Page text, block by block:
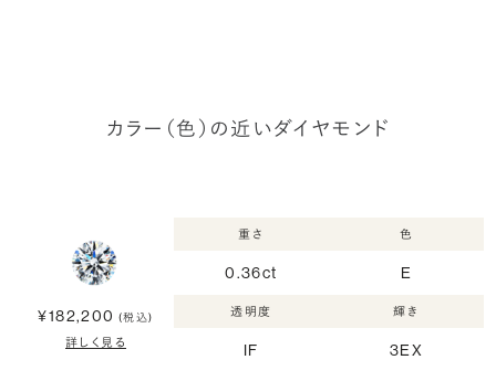
カラー（色）の近いダイヤモンド
¥182,200 (税込)
詳しく見る
重さ
0.36ct
色
E
透明度
IF
輝き
3EX